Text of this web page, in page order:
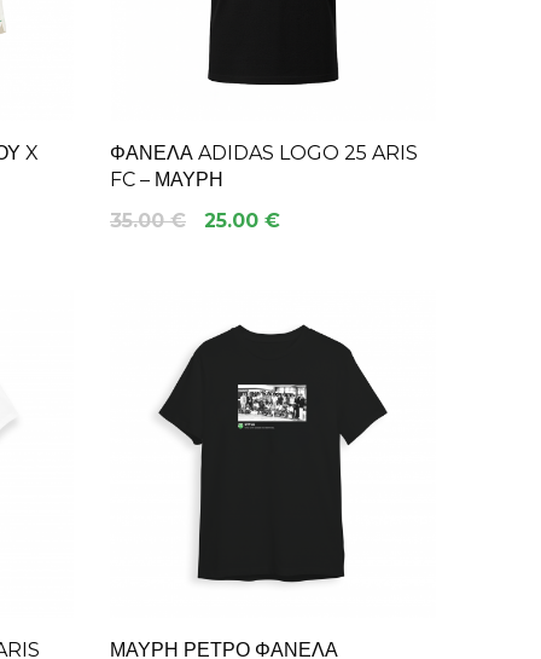
X
ΦΑΝΈΛΑ ADIDAS LOGO 25 ARIS
FC – ΜΑΎΡΗ
35.00 €
25.00 €
ΜΑΎΡΗ ΡΕΤΡΌ ΦΑΝΈΛΑ